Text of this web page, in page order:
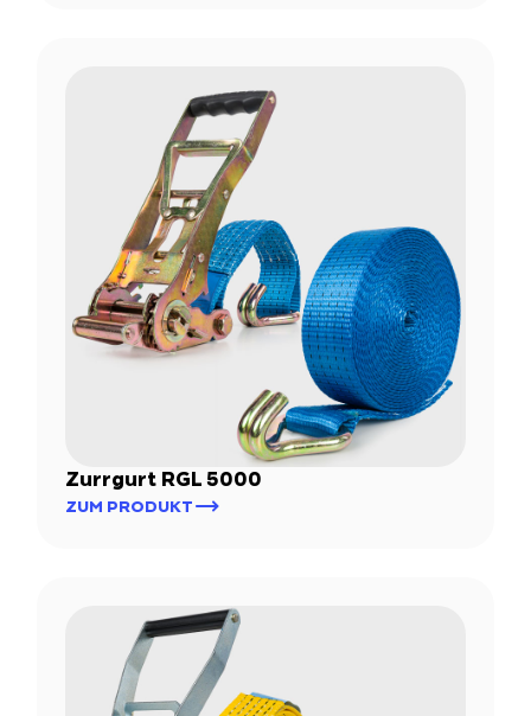
Zurrgurt RGL 5000
ZUM PRODUKT